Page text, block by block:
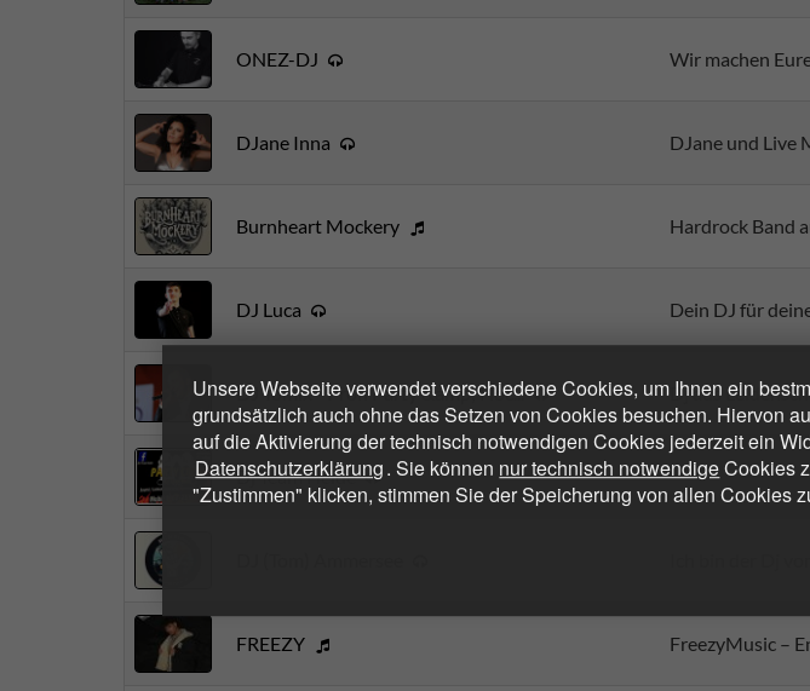
Unsere Webseite verwendet verschiedene Cookies, um Ihnen ein
grundsätzlich auch ohne das Setzen von Cookies besuchen. Hiervon
auf die Aktivierung der technisch notwendigen Cookies jederzeit ein
Datenschutzerklärung. Sie können nur technisch notwendigeCookies
"Zustimmen" klicken, stimmen Sie der Speicherung von allen Cookies
ONEZ-DJ Wir machen
DJane Inna DJane und Live
Burnheart Mockery Hardrock Band
DJ Luca Dein DJ für
DJ Tomix - Profi Party &amp; Hoc... Dj aus
Dj Team Heide
FREEZY FreezyMusic –